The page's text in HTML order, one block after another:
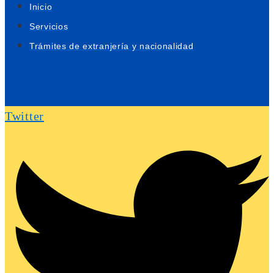
Inicio
Servicios
Trámites de extranjería y nacionalidad
Twitter